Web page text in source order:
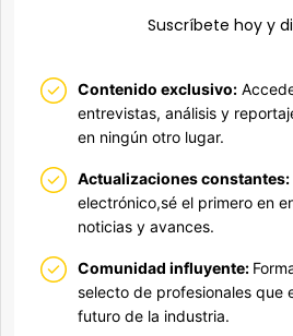
Suscríbete hoy y
Contenido exclusivo:
entrevistas, análisis y
en ningún otro lugar.
Actualizaciones constantes:
electrónico,sé el primero en
noticias y avances.
Comunidad influyente:
selecto de profesionales que
futuro de la industria.